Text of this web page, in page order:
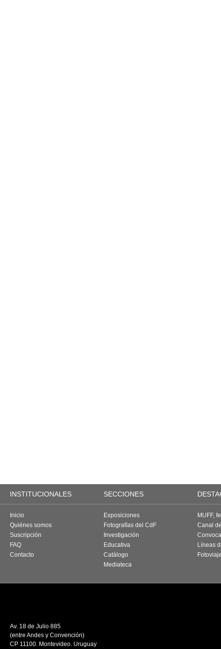
INSTITUCIONALES SECCIONES
Inicio
Quiénes somos
Suscripción
FAQ
Contacto
Exposiciones
Fotografías del CdF
Investigación
Educativa
Catálogo
Mediateca
MUFF,
Canal
Líneas
Av. 18 de Julio 885
(entre Andes y Convención)
CP 11100. Montevideo. Uruguay